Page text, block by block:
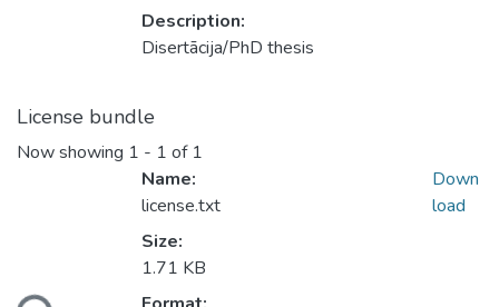
Description:
Disertācija/PhD thesis
License bundle
Now showing 1 - 1 of 1
Name:
license.txt
Size:
1.71 KB
Down
load